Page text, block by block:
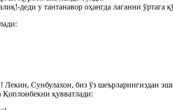
деди у тантанавор оҳангда лаганни
Cунбулахон, биз ўз шеърларингиздан
қувватлади: